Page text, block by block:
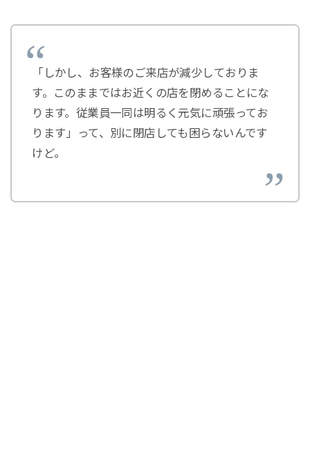
「しかし、お客様のご来店が減少しておりま
す。このままではお近くの店を閉めることにな
ります。従業員一同は明るく元気に頑張ってお
ります」って、別に閉店しても困らないんです
けど。